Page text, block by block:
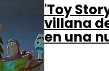
'Toy
villana
en una